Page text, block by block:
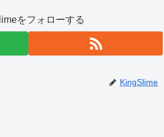
をフォローする
KingSlime